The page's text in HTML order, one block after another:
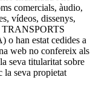
comercials, àudio,
vídeos, dissenys,
TRANSPORTS
han estat cedides a
web no confereix als
seva titularitat sobre
la seva propietat